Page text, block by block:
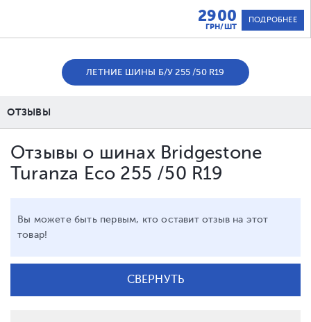
2900
ГРН/ШТ
ПОДРОБНЕЕ
ЛЕТНИЕ ШИНЫ Б/У 255 /50 R19
ОТЗЫВЫ
Отзывы о шинах Bridgestone
Turanza Eco 255 /50 R19
Вы можете быть первым, кто оставит отзыв на этот
товар!
СВЕРНУТЬ